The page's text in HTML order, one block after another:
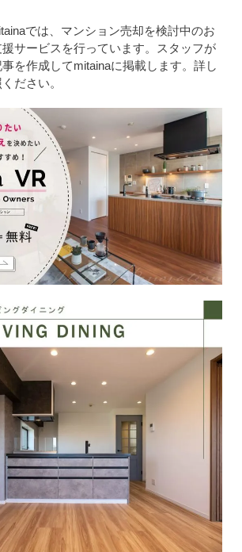
では、マンション売却を検討中のお
サービスを行っています。スタッフが
を作成してmitainaに掲載します。詳し
ださい。